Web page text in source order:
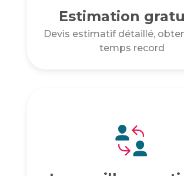
Estimation
Devis estimatif détaillé,
temps record